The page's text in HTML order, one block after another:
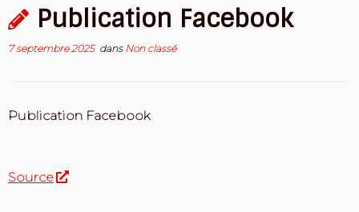
Publication Facebook
7 septembre 2025dans Non classé
Publication Facebook
Source